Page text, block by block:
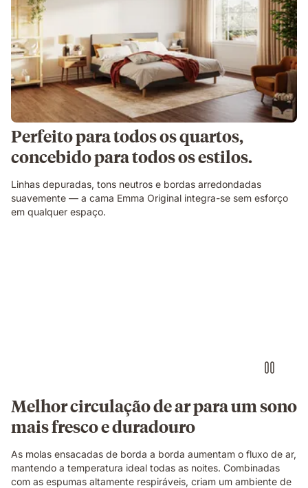
Perfeito para todos os quartos,
concebido para todos os estilos.
Linhas depuradas, tons neutros e bordas arredondadas
suavemente — a cama Emma Original integra-se sem esforço
em qualquer espaço.
Melhor circulação de ar para um sono
mais fresco e duradouro
As molas ensacadas de borda a borda aumentam o fluxo de ar,
mantendo a temperatura ideal todas as noites. Combinadas
com as espumas altamente respiráveis, criam um ambiente de